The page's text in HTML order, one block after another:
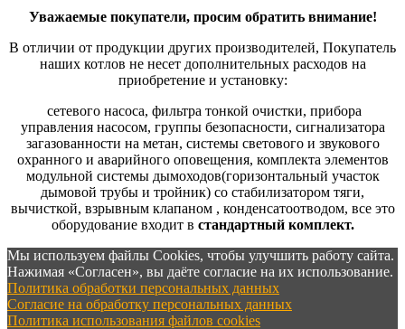
Уважаемые покупатели, просим обратить внимание!
В отличии от продукции других производителей, Покупатель
наших котлов не несет дополнительных расходов на
приобретение и установку:
сетевого насоса, фильтра тонкой очистки, прибора
управления насосом, группы безопасности, сигнализатора
загазованности на метан, системы светового и звукового
охранного и аварийного оповещения, комплекта элементов
модульной системы дымоходов(горизонтальный участок
дымовой трубы и тройник) со стабилизатором тяги,
вычисткой, взрывным клапаном , конденсатоотводом, все это
оборудование входит в стандартный комплект.
Мы используем файлы Cookies, чтобы улучшить работу сайта.
Нажимая «Согласен», вы даёте согласие на их использование.
Политика обработки персональных данных
Согласие на обработку персональных данных
Политика использования файлов cookies